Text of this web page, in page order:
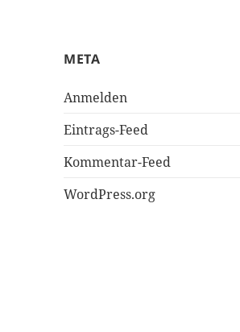
META
Anmelden
Eintrags-Feed
Kommentar-Feed
WordPress.org